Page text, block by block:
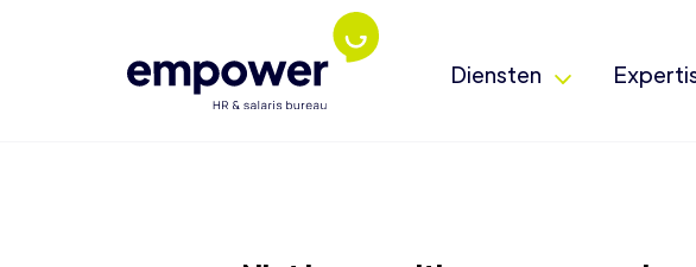
Diensten